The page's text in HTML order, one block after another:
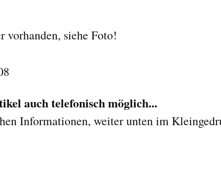
vorhanden, siehe Foto!
auch telefonisch möglich...
Informationen, weiter unten im